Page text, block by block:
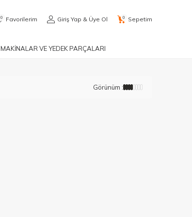
0 Favorilerim Giriş Yap & Üye Ol 0 Sepetim
MAKİNALAR VE YEDEK PARÇALARI
Görünüm :